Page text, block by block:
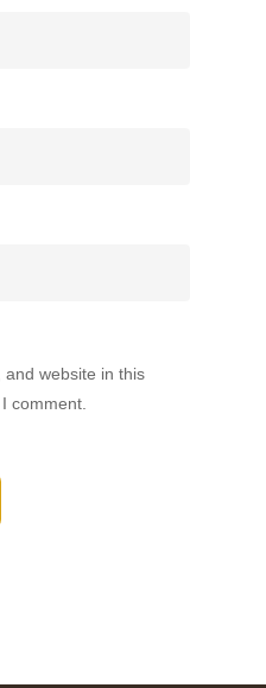
and website in this
comment.